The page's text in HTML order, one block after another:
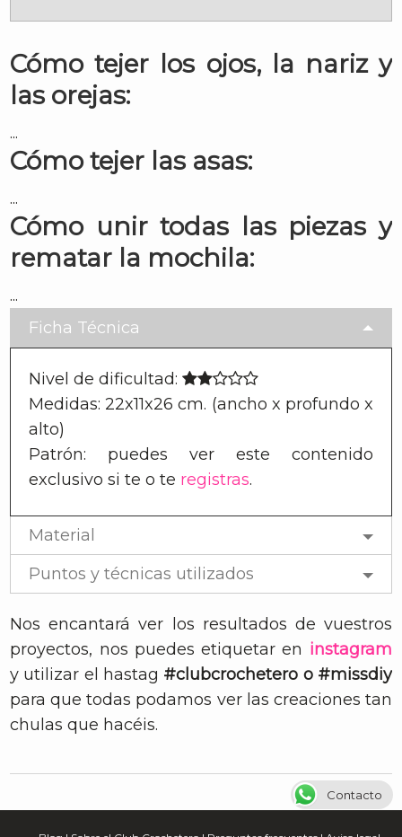
Cómo tejer los ojos, la nariz y
las orejas:
...
Cómo tejer las asas:
...
Cómo unir todas las piezas y
rematar la mochila:
...
Ficha Técnica
Nivel de dificultad:
Medidas: 22x11x26 cm. (ancho x profundo x
alto)
Patrón: puedes ver este contenido
exclusivo si teo te registras.
Material
Puntos y técnicas utilizados
Nos encantará ver los resultados de vuestros
proyectos, nos puedes etiquetar en instagram
y utilizar el hastag #clubcrochetero o #missdiy
para que todas podamos ver las creaciones tan
chulas que hacéis.
Contacto